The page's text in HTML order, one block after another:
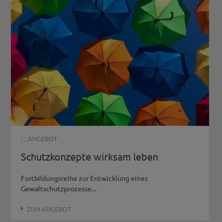
: : ANGEBOT
Schutzkonzepte wirksam leben
Fortbildungsreihe zur Entwicklung eines
Gewaltschutzprozesse...
ZUM ANGEBOT